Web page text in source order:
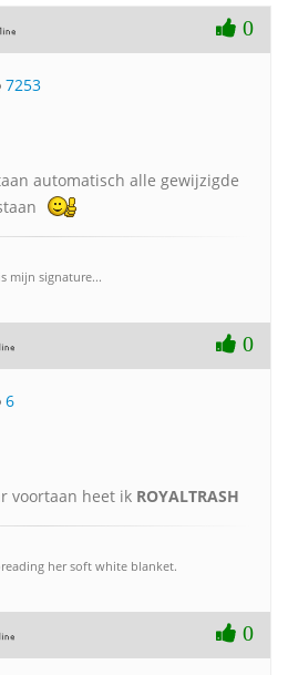
0
7253
automatisch alle gewijzigde
mijn signature...
0
6
voortaan heet ik ROYALTRASH
her soft white blanket.
0